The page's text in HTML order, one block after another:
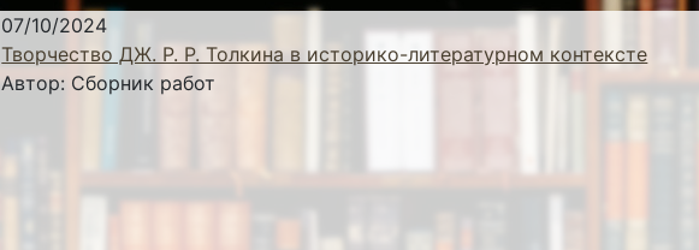
07/10/2024
Творчество ДЖ. Р. Р. Толкина в историко-литературном контексте
Автор: Сборник работ